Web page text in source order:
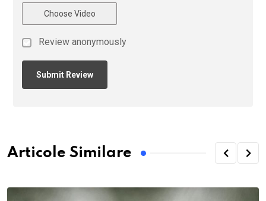
Choose Video
Review anonymously
Articole Similare